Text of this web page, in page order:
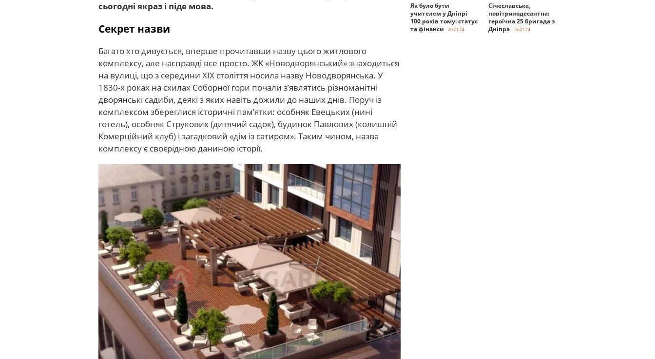
сьогодні якраз і піде мова.
Секрет назви
Багато хто дивується, вперше прочитавши назву цього житлового
комплексу, але насправді все просто. ЖК «Новодворянський» знаходиться
на вулиці, що з середини ХІХ століття носила назву Новодворянська. У
1830-х роках на схилах Соборної гори почали з’являтись різноманітні
дворянські садиби, деякі з яких навіть дожили до наших днів. Поруч із
комплексом збереглися історичні пам’ятки: особняк Евецьких (нині
готель), особняк Струкових (дитячий садок), будинок Павлових (колишній
Комерційний клуб) і загадковий «дім із сатиром». Таким чином, назва
комплексу є своєрідною даниною історії.
Як було бути
учителем у Дніпрі
100 років тому: статус
та фінанси - 20.01.24
Січеславська,
повітрянодесантна:
героїчна 25 бригада з
Дніпра - 16.01.24